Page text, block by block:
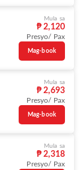
Mula sa
₱ 2,120
Presyo/ Pax
Mag-book
Mula sa
₱ 2,693
Presyo/ Pax
Mag-book
Mula sa
₱ 2,318
Presyo/ Pax